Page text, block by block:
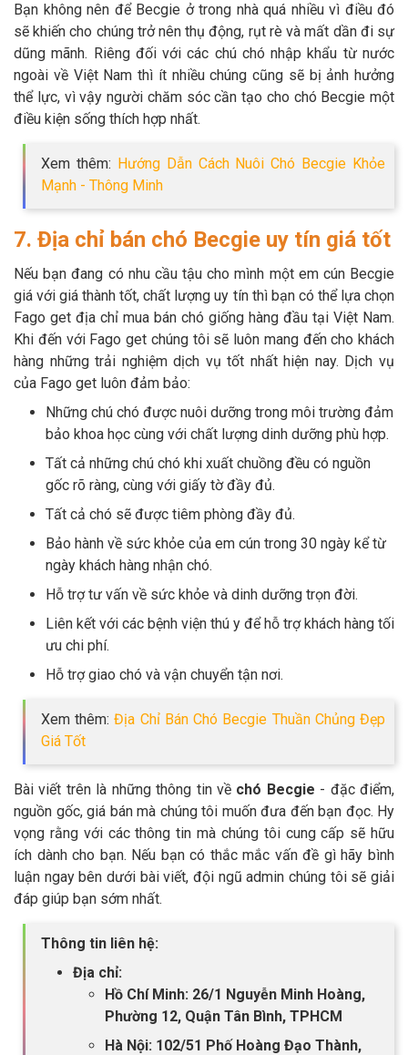
Bạn không nên để Becgie ở trong nhà quá nhiều vì điều đó
sẽ khiến cho chúng trở nên thụ động, rụt rè và mất dần đi sự
dũng mãnh. Riêng đối với các chú chó nhập khẩu từ nước
ngoài về Việt Nam thì ít nhiều chúng cũng sẽ bị ảnh hưởng
thể lực, vì vậy người chăm sóc cần tạo cho chó Becgie một
điều kiện sống thích hợp nhất.
Xem thêm: Hướng Dẫn Cách Nuôi Chó Becgie Khỏe
Mạnh - Thông Minh
7. Địa chỉ bán chó Becgie uy tín giá tốt
Nếu bạn đang có nhu cầu tậu cho mình một em cún Becgie
giá với giá thành tốt, chất lượng uy tín thì bạn có thể lựa chọn
Fago get địa chỉ mua bán chó giống hàng đầu tại Việt Nam.
Khi đến với Fago get chúng tôi sẽ luôn mang đến cho khách
hàng những trải nghiệm dịch vụ tốt nhất hiện nay. Dịch vụ
của Fago get luôn đảm bảo:
Những chú chó được nuôi dưỡng trong môi trường đảm
bảo khoa học cùng với chất lượng dinh dưỡng phù hợp.
Tất cả những chú chó khi xuất chuồng đều có nguồn
gốc rõ ràng, cùng với giấy tờ đầy đủ.
Tất cả chó sẽ được tiêm phòng đầy đủ.
Bảo hành về sức khỏe của em cún trong 30 ngày kể từ
ngày khách hàng nhận chó.
Hỗ trợ tư vấn về sức khỏe và dinh dưỡng trọn đời.
Liên kết với các bệnh viện thú y để hỗ trợ khách hàng tối
ưu chi phí.
Hỗ trợ giao chó và vận chuyển tận nơi.
Xem thêm:Địa Chỉ Bán Chó Becgie Thuần Chủng Đẹp
Giá Tốt
Bài viết trên là những thông tin về chó Becgie - đặc điểm,
nguồn gốc, giá bán mà chúng tôi muốn đưa đến bạn đọc. Hy
vọng rằng với các thông tin mà chúng tôi cung cấp sẽ hữu
ích dành cho bạn. Nếu bạn có thắc mắc vấn đề gì hãy bình
luận ngay bên dưới bài viết, đội ngũ admin chúng tôi sẽ giải
đáp giúp bạn sớm nhất.
Thông tin liên hệ:
Địa chỉ:
Hồ Chí Minh: 26/1 Nguyễn Minh Hoàng,
Phường 12, Quận Tân Bình, TPHCM
Hà Nội: 102/51 Phố Hoàng Đạo Thành,